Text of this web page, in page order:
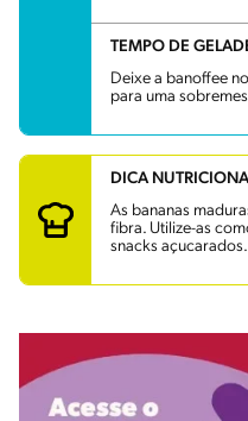
TEMPO DE
Deixe a banoffee
para uma
DICA
As bananas
fibra. Utilize-as
snacks açucarados.